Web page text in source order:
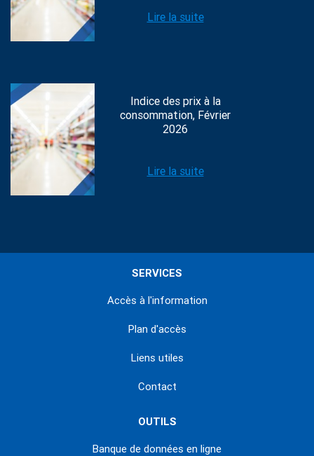
Lire la suite
Indice des prix à la
consommation, Février
2026
Lire la suite
SERVICES
Accès à l'information
Plan d'accès
Liens utiles
Contact
OUTILS
Banque de données en ligne